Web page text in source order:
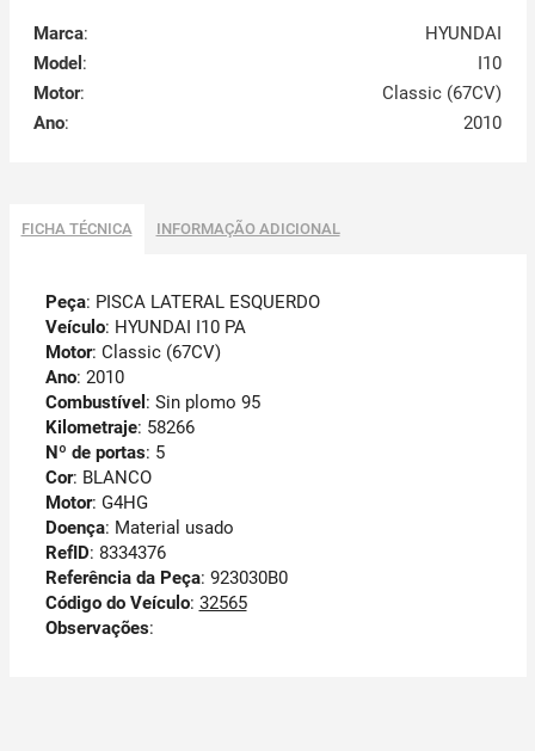
Marca:
HYUNDAI
Model :
I10
Motor:
Classic (67CV)
Ano: 2010
FICHA TÉCNICA INFORMAÇÃO ADICIONAL
Peça: PISCA LATERAL ESQUERDO
Veículo: HYUNDAI I10 PA
Motor: Classic (67CV)
Ano: 2010
Combustível : Sin plomo 95
Kilometraje: 58266
Nº de portas: 5
Cor: BLANCO
Motor: G4HG
Doença: Material usado
RefID: 8334376
Referência da Peça: 923030B0
Código do Veículo: 32565
Observações: